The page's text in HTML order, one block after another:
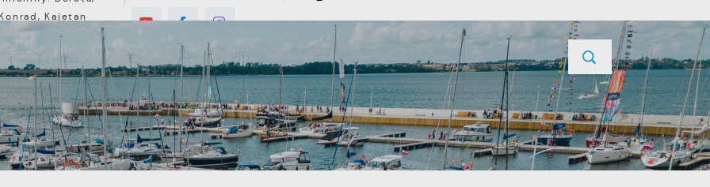
Konrad, Kajetan
MIESZKANIEC TURYSTYKA INWESTYCJE PROJEKTY UNIJNE KONTAKT